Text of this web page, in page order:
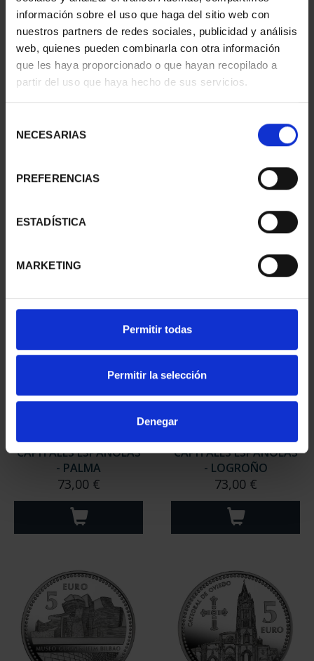
información sobre el uso que haga del sitio web con
nuestros partners de redes sociales, publicidad y análisis
web, quienes pueden combinarla con otra información
que les haya proporcionado o que hayan recopilado a
partir del uso que haya hecho de sus servicios.
NECESARIAS
PREFERENCIAS
ESTADÍSTICA
MARKETING
Permitir todas
Permitir la selección
Denegar
- BADAJOZ
73,00 €
- A CORUÑA
CAPITALES ESPAÑOLAS
- PALMA
73,00 €
CAPITALES ESPAÑOLAS
- LOGROÑO
73,00 €